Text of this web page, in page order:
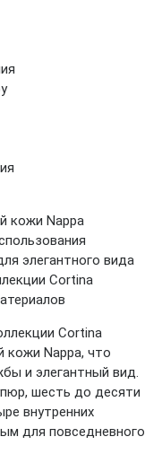
кожи Nappa
элегантного вида
Cortina
Cortina
кожи Nappa, что
и элегантный вид.
шесть до десяти
внутренних
для повседневного